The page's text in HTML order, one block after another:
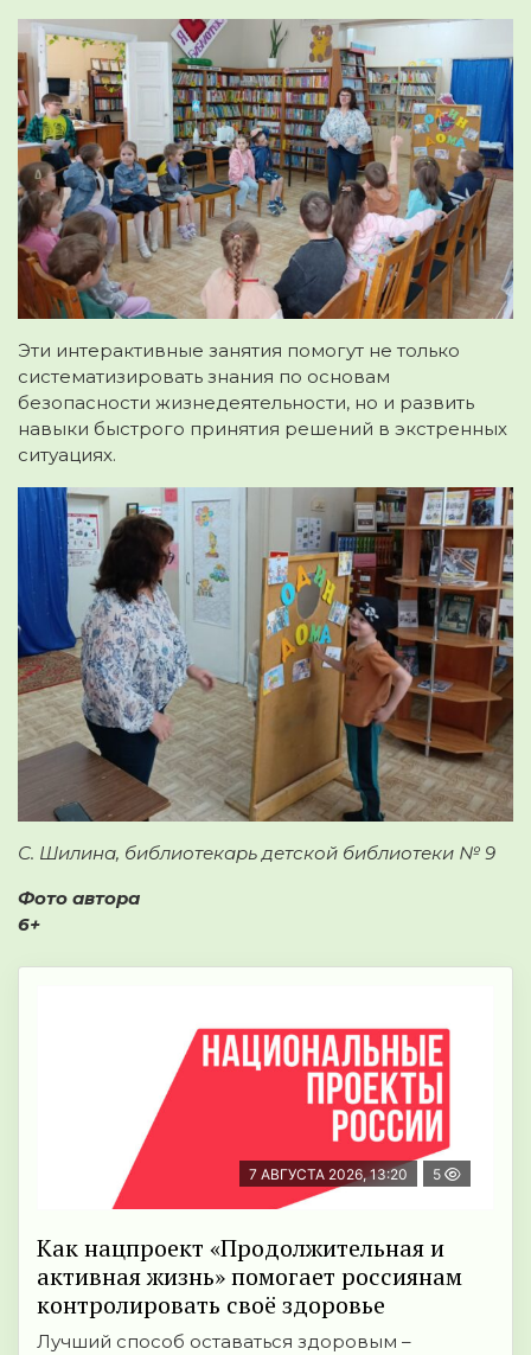
Эти интерактивные занятия помогут не только
систематизировать знания по основам
безопасности жизнедеятельности, но и развить
навыки быстрого принятия решений в экстренных
ситуациях.
С. Шилина, библиотекарь детской библиотеки № 9
Фото автора
6+
7 АВГУСТА 2026, 13:20 5
Как нацпроект «Продолжительная и
активная жизнь» помогает россиянам
контролировать своё здоровье
Лучший способ оставаться здоровым –